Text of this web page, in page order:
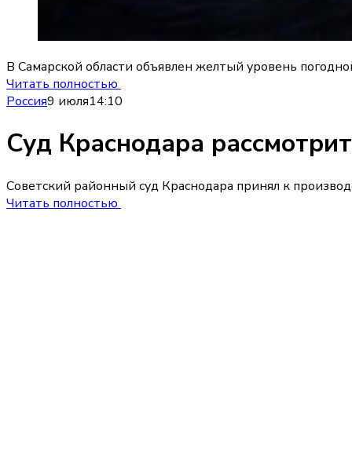
В Самарской области объявлен желтый уровень
Читать полностью
Россия9 июля14:10
Суд Краснодара
Советский районный суд Краснодара принял к
Читать полностью